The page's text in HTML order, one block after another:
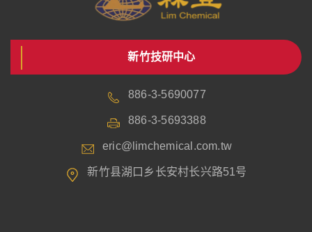
新竹技研中心
886-3-5690077
886-3-5693388
eric@limchemical.com.tw
新竹县湖口乡长安村长兴路51号